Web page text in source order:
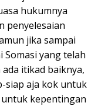
hukumnya
penyelesaian
jika sampai
yang telah
itikad baiknya,
siap aja kok untuk
kepentingan